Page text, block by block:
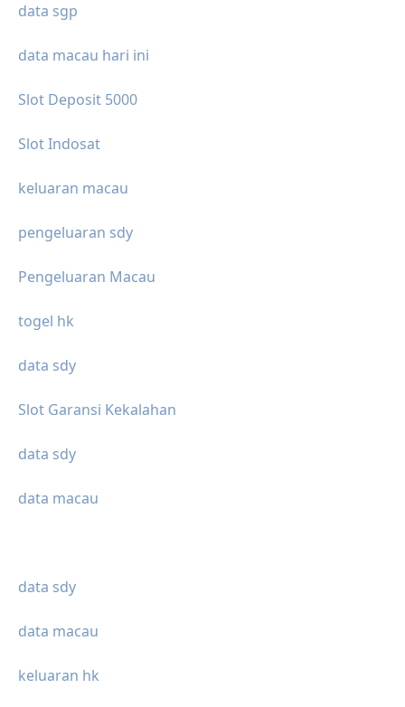
data sgp
data macau hari ini
Slot Deposit 5000
Slot Indosat
keluaran macau
pengeluaran sdy
Pengeluaran Macau
togel hk
data sdy
Slot Garansi Kekalahan
data sdy
data macau
data sdy
data macau
keluaran hk